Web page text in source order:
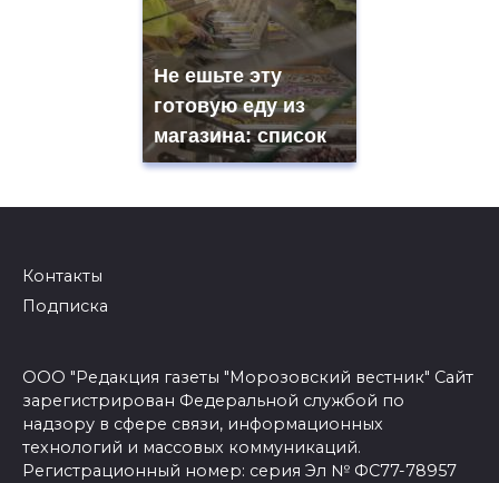
Не ешьте эту
готовую еду из
магазина: список
Контакты
Подписка
ООО "Редакция газеты "Морозовский вестник" Сайт
зарегистрирован Федеральной службой по
надзору в сфере связи, информационных
технологий и массовых коммуникаций.
Регистрационный номер: серия Эл № ФС77-78957